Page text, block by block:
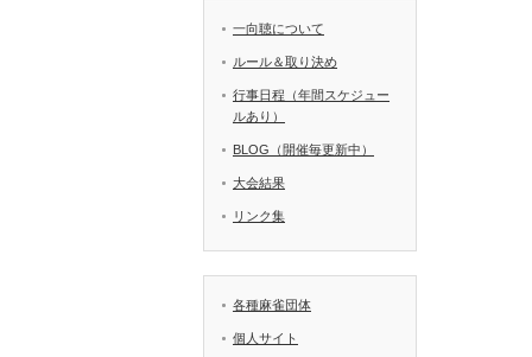
一向聴について
ルール＆取り決め
行事日程（年間スケジュー
ルあり）
BLOG（開催毎更新中）
大会結果
リンク集
各種麻雀団体
個人サイト